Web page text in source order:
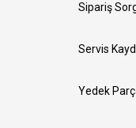
Sipariş
Servis
Yedek